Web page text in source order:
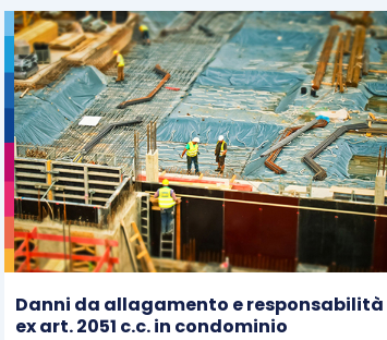
Danni da allagamento e responsabilità
ex art. 2051 c.c. in condominio